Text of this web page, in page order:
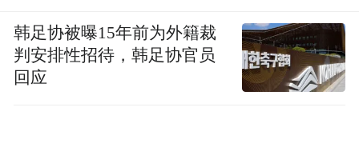
韩足协被曝15年前为外籍裁
判安排性招待，韩足协官员
回应